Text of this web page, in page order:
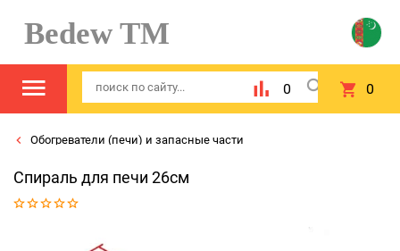
Bedew TM
0 0
Обогреватели (печи) и запасные части
Спираль для печи 26см